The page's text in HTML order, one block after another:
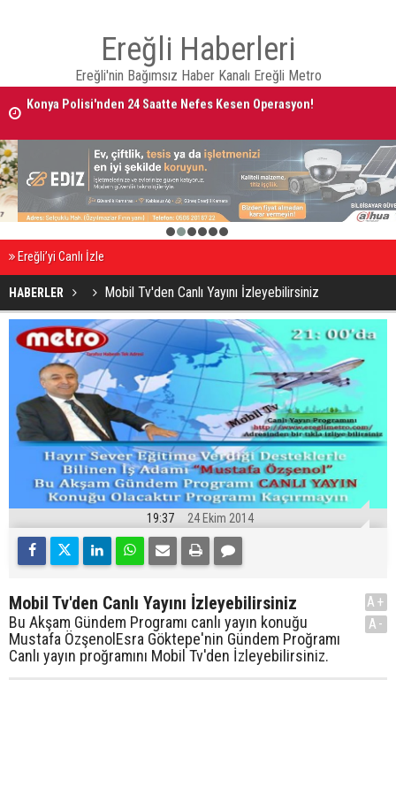
Ereğli Haberleri
Ereğli'nin Bağımsız Haber Kanalı Ereğli Metro
Konya Polisi'nden 24 Saatte Nefes Kesen Operasyon!
AVRUPA BİSİKLET BAŞKENTİ KONYA'DA BİSİKLET FESTİVALİ
2 3 4 5 6
Ereğli’yi Canlı İzle
HABERLER Mobil Tv'den Canlı Yayını İzleyebilirsiniz
19:37 24 Ekim 2014
Mobil Tv'den Canlı Yayını İzleyebilirsiniz
Bu Akşam Gündem Programı canlı yayın konuğu
Mustafa ÖzşenolEsra Göktepe'nin Gündem Proğramı
Canlı yayın proğramını Mobil Tv'den İzleyebilirsiniz.
A+
A-